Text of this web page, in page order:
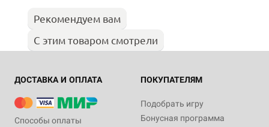
Рекомендуем вам
С этим товаром смотрели
ДОСТАВКА И ОПЛАТА
Способы оплаты
ПОКУПАТЕЛЯМ
Подобрать игру
Бонусная программа